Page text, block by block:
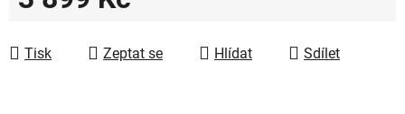
Tisk
Zeptat se Hlídat Sdílet